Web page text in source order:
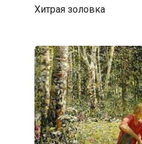
Хитрая золовка